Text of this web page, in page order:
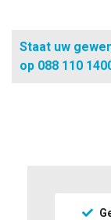
Staat uw
op 088 110